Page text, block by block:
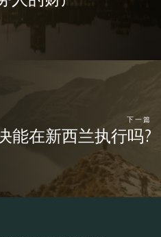
下一篇
能在新西兰执行吗?